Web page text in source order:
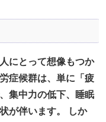
にとって想像もつか
症候群は、単に「疲
集中力の低下、睡眠
が伴います。 しか